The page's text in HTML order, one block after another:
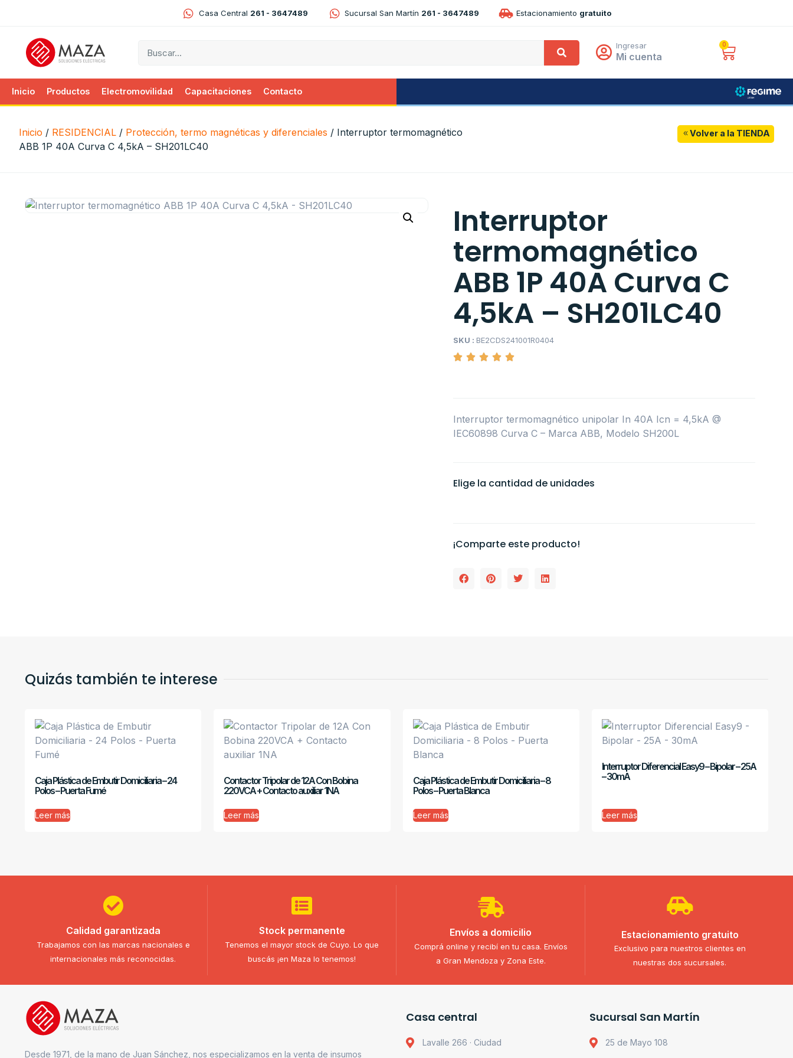
Casa Central 261 - 3647489 Sucursal San Martín 261 - 3647489 Estacionamiento gratuito
Ingresar
Mi cuenta
0
Inicio Productos Electromovilidad Capacitaciones Contacto
Inicio / RESIDENCIAL / Protección, termo magnéticas y diferenciales / Interruptor termomagnético
ABB 1P 40A Curva C 4,5kA – SH201LC40
Volver a la TIENDA
Interruptor
termomagnético
ABB 1P 40A Curva C
4,5kA – SH201LC40
SKU : BE2CDS241001R0404
Interruptor termomagnético unipolar In 40A Icn = 4,5kA @
IEC60898 Curva C – Marca ABB, Modelo SH200L
Elige la cantidad de unidades
¡Comparte este producto!
Quizás también te interese
Caja Plástica de Embutir Domiciliaria – 24
Polos – Puerta Fumé
Leer más
Contactor Tripolar de 12A Con Bobina
220VCA + Contacto auxiliar 1NA
Leer más
Caja Plástica de Embutir Domiciliaria – 8
Polos – Puerta Blanca
Leer más
Interruptor Diferencial Easy9 – Bipolar – 25A
– 30mA
Leer más
Calidad garantizada
Trabajamos con las marcas nacionales e
internacionales más reconocidas.
Stock permanente
Tenemos el mayor stock de Cuyo. Lo que
buscás ¡en Maza lo tenemos!
Envíos a domicilio
Comprá online y recibí en tu casa. Envíos
a Gran Mendoza y Zona Este.
Estacionamiento gratuito
Exclusivo para nuestros clientes en
nuestras dos sucursales.
Desde 1971, de la mano de Juan Sánchez, nos especializamos en la venta de insumos
Casa central
Lavalle 266 · Ciudad
Sucursal San Martín
25 de Mayo 108